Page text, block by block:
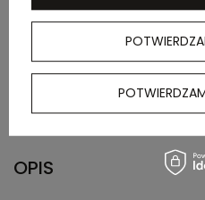
Wymiary
kartonu
zewnętrznego
0 x
OPIS